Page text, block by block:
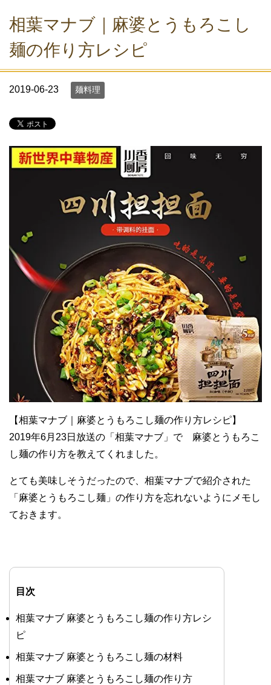
相葉マナブ｜麻婆とうもろこし
麺の作り方レシピ
2019-06-23 麺料理
【相葉マナブ｜麻婆とうもろこし麺の作り方レシピ】
2019年6月23日放送の「相葉マナブ」で 麻婆とうもろこ
し麺の作り方を教えてくれました。
とても美味しそうだったので、相葉マナブで紹介された
「麻婆とうもろこし麺」の作り方を忘れないようにメモし
ておきます。
目次
相葉マナブ 麻婆とうもろこし麺の作り方レシ
ピ
相葉マナブ 麻婆とうもろこし麺の材料
相葉マナブ 麻婆とうもろこし麺の作り方